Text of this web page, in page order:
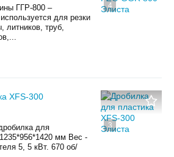
4
ГГР-800 –
для резки
литников, труб,
3
XFS-300
для
мм Вес -
5, 5 кВт. 670 об/